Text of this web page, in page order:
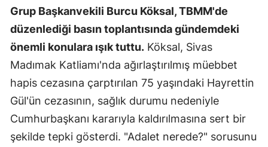
Grup Başkanvekili Burcu Köksal, TBMM'de
düzenlediği basın toplantısında gündemdeki
önemli konulara ışık tuttu. Köksal, Sivas
Madımak Katliamı'nda ağırlaştırılmış müebbet
hapis cezasına çarptırılan 75 yaşındaki Hayrettin
Gül'ün cezasının, sağlık durumu nedeniyle
Cumhurbaşkanı kararıyla kaldırılmasına sert bir
şekilde tepki gösterdi. "Adalet nerede?" sorusunu